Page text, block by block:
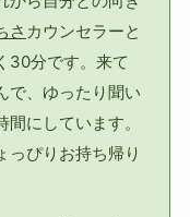
さ カウンセラーと
30分です。来て
で、ゆったり聞い
にしています。
っぴりお持ち帰り